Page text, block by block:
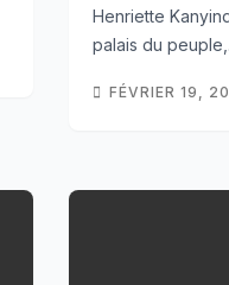
Henriette
palais du
FÉVRIER 19,